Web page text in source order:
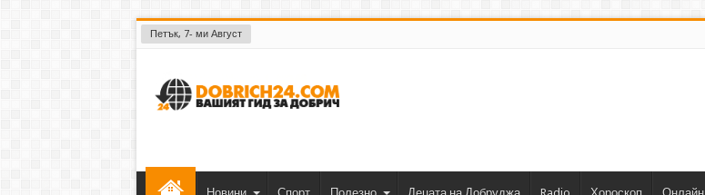
Петък, 7- ми Август